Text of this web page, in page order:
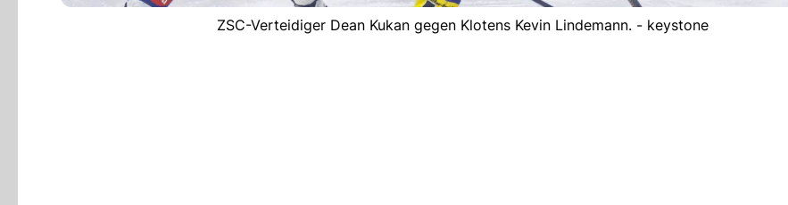
ZSC-Verteidiger Dean Kukan gegen Klotens Kevin Lindemann. - keystone